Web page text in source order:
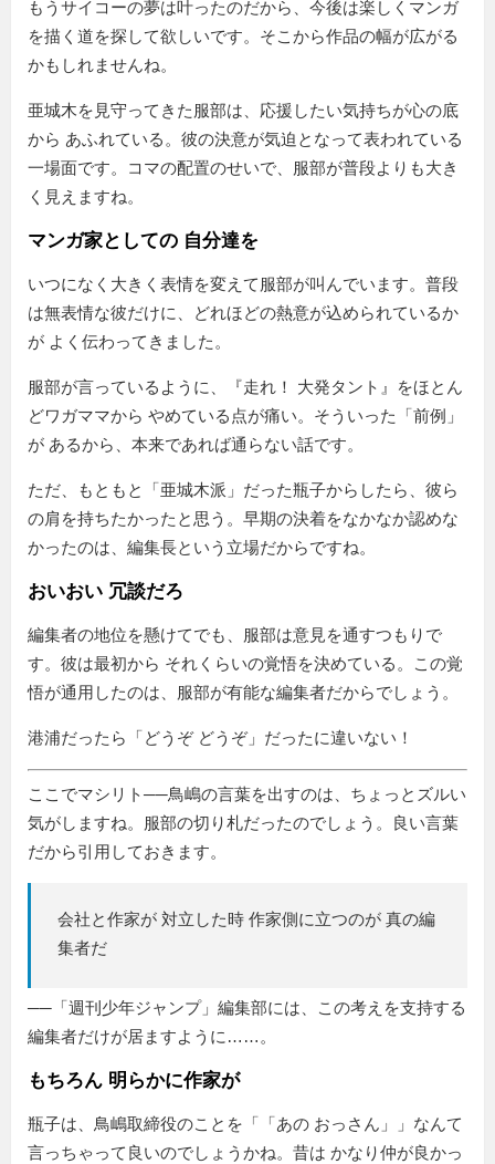
もうサイコーの夢は叶ったのだから、今後は楽しくマンガ
を描く道を探して欲しいです。そこから作品の幅が広がる
かもしれませんね。
亜城木を見守ってきた服部は、応援したい気持ちが心の底
から あふれている。彼の決意が気迫となって表われている
一場面です。コマの配置のせいで、服部が普段よりも大き
く見えますね。
マンガ家としての 自分達を
いつになく大きく表情を変えて服部が叫んでいます。普段
は無表情な彼だけに、どれほどの熱意が込められているか
が よく伝わってきました。
服部が言っているように、『走れ！ 大発タント』をほとん
どワガママから やめている点が痛い。そういった「前例」
が あるから、本来であれば通らない話です。
ただ、もともと「亜城木派」だった瓶子からしたら、彼ら
の肩を持ちたかったと思う。早期の決着をなかなか認めな
かったのは、編集長という立場だからですね。
おいおい 冗談だろ
編集者の地位を懸けてでも、服部は意見を通すつもりで
す。彼は最初から それくらいの覚悟を決めている。この覚
悟が通用したのは、服部が有能な編集者だからでしょう。
港浦だったら「どうぞ どうぞ」だったに違いない！
ここでマシリト──鳥嶋の言葉を出すのは、ちょっとズルい
気がしますね。服部の切り札だったのでしょう。良い言葉
だから引用しておきます。
会社と作家が 対立した時 作家側に立つのが 真の編
集者だ
──「週刊少年ジャンプ」編集部には、この考えを支持する
編集者だけが居ますように……。
もちろん 明らかに作家が
瓶子は、鳥嶋取締役のことを「 あの おっさん
」なんて
言っちゃって良いのでしょうかね。昔は かなり仲が良かっ